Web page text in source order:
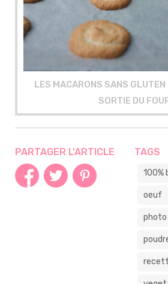
LES MACARONS SANS
SORTIE DU
PARTAGER L'ARTICLE TAGS
100%
oeuf
photo